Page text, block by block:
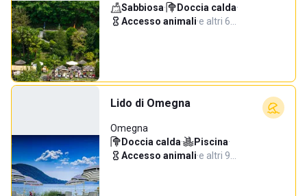
Sabbiosa· Doccia calda·
Accesso animali·e altri 6…
Lido di Omegna
Omegna
Doccia calda· Piscina·
Accesso animali·e altri 9…